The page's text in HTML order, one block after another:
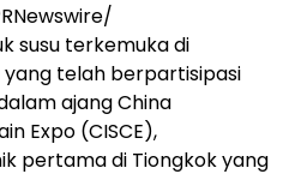
susu terkemuka di
telah berpartisipasi
ajang China
Expo (CISCE),
pertama di Tiongkok yang